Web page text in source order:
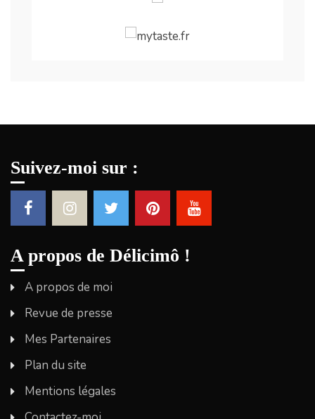
Suivez-moi sur :
A propos de Délicimô !
A propos de moi
Revue de presse
Mes Partenaires
Plan du site
Mentions légales